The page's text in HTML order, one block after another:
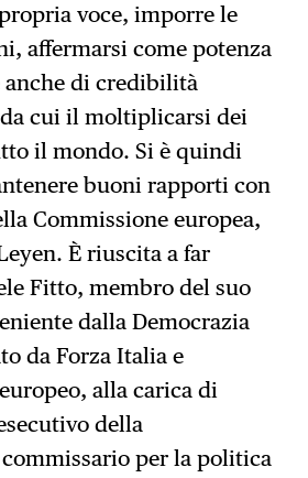
voce, imporre le
affermarsi come potenza
anche di credibilità
cui il moltiplicarsi dei
il mondo. Si è quindi
buoni rapporti con
Commissione europea,
È riuscita a far
Fitto, membro del suo
dalla Democrazia
da Forza Italia e
alla carica di
della
per la politica